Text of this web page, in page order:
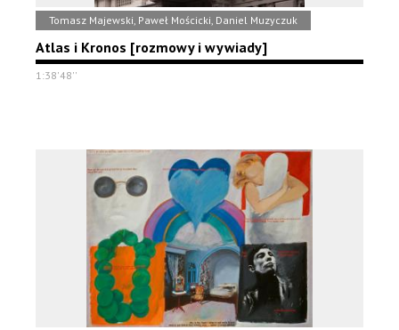
Tomasz Majewski, Paweł Mościcki, Daniel Muzyczuk
Atlas i Kronos [rozmowy i wywiady]
1:38'48''